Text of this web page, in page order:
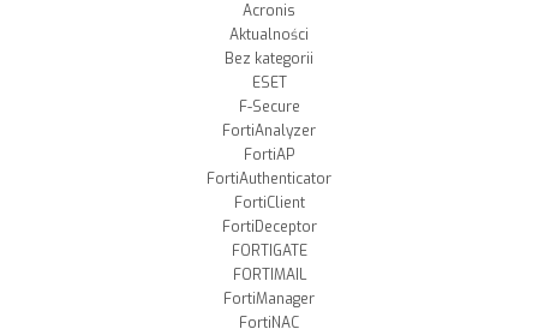
Acronis
Aktualności
Bez kategorii
ESET
F-Secure
FortiAnalyzer
FortiAP
FortiAuthenticator
FortiClient
FortiDeceptor
FORTIGATE
FORTIMAIL
FortiManager
FortiNAC